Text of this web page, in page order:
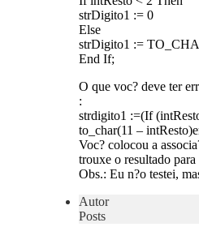
strDigito1 := 0
Else
strDigito1 :=
End If;
O que voc? deve ter
:
strdigito1 :=(If
to_char(11 –
Voc? colocou a
trouxe o resultado
Obs.: Eu n?o testei,
Autor
Posts